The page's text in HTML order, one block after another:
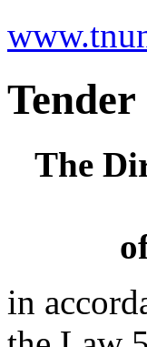
The
in